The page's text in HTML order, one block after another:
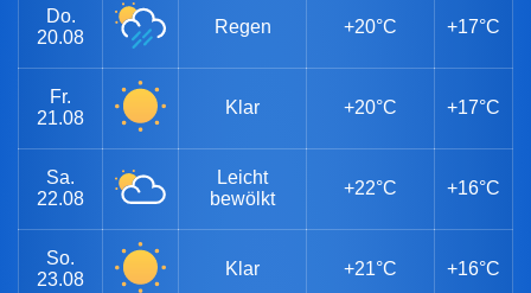
Do.
20.08
Regen +20°C +17°C
Fr.
21.08
Klar +20°C +17°C
Sa.
22.08
Leicht
bewölkt
+22°C +16°C
So.
23.08
Klar +21°C +16°C